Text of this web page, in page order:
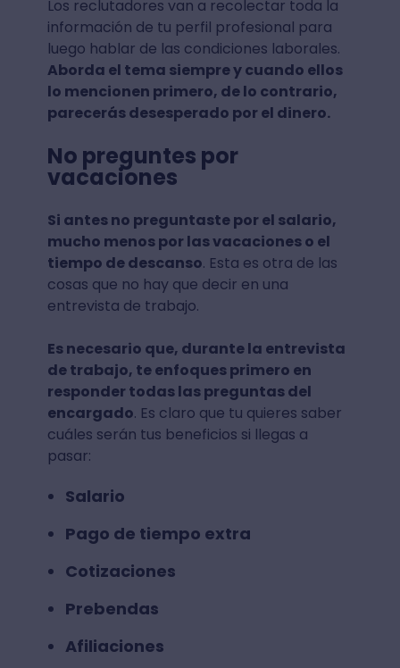
Los reclutadores van a recolectar toda la
información de tu perfil profesional para
luego hablar de las condiciones laborales.
Aborda el tema siempre y cuando ellos
lo mencionen primero, de lo contrario,
parecerás desesperado por el dinero.
No preguntes por
vacaciones
Si antes no preguntaste por el salario,
mucho menos por las vacaciones o el
tiempo de descanso. Esta es otra de las
cosas que no hay que decir en una
entrevista de trabajo.
Es necesario que, durante la entrevista
de trabajo, te enfoques primero en
responder todas las preguntas del
encargado. Es claro que tu quieres saber
cuáles serán tus beneficios si llegas a
pasar:
Salario
Pago de tiempo extra
Cotizaciones
Prebendas
Afiliaciones